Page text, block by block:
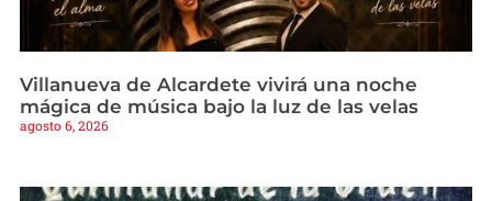
Villanueva de Alcardete vivirá una noche
mágica de música bajo la luz de las velas
agosto 6, 2026